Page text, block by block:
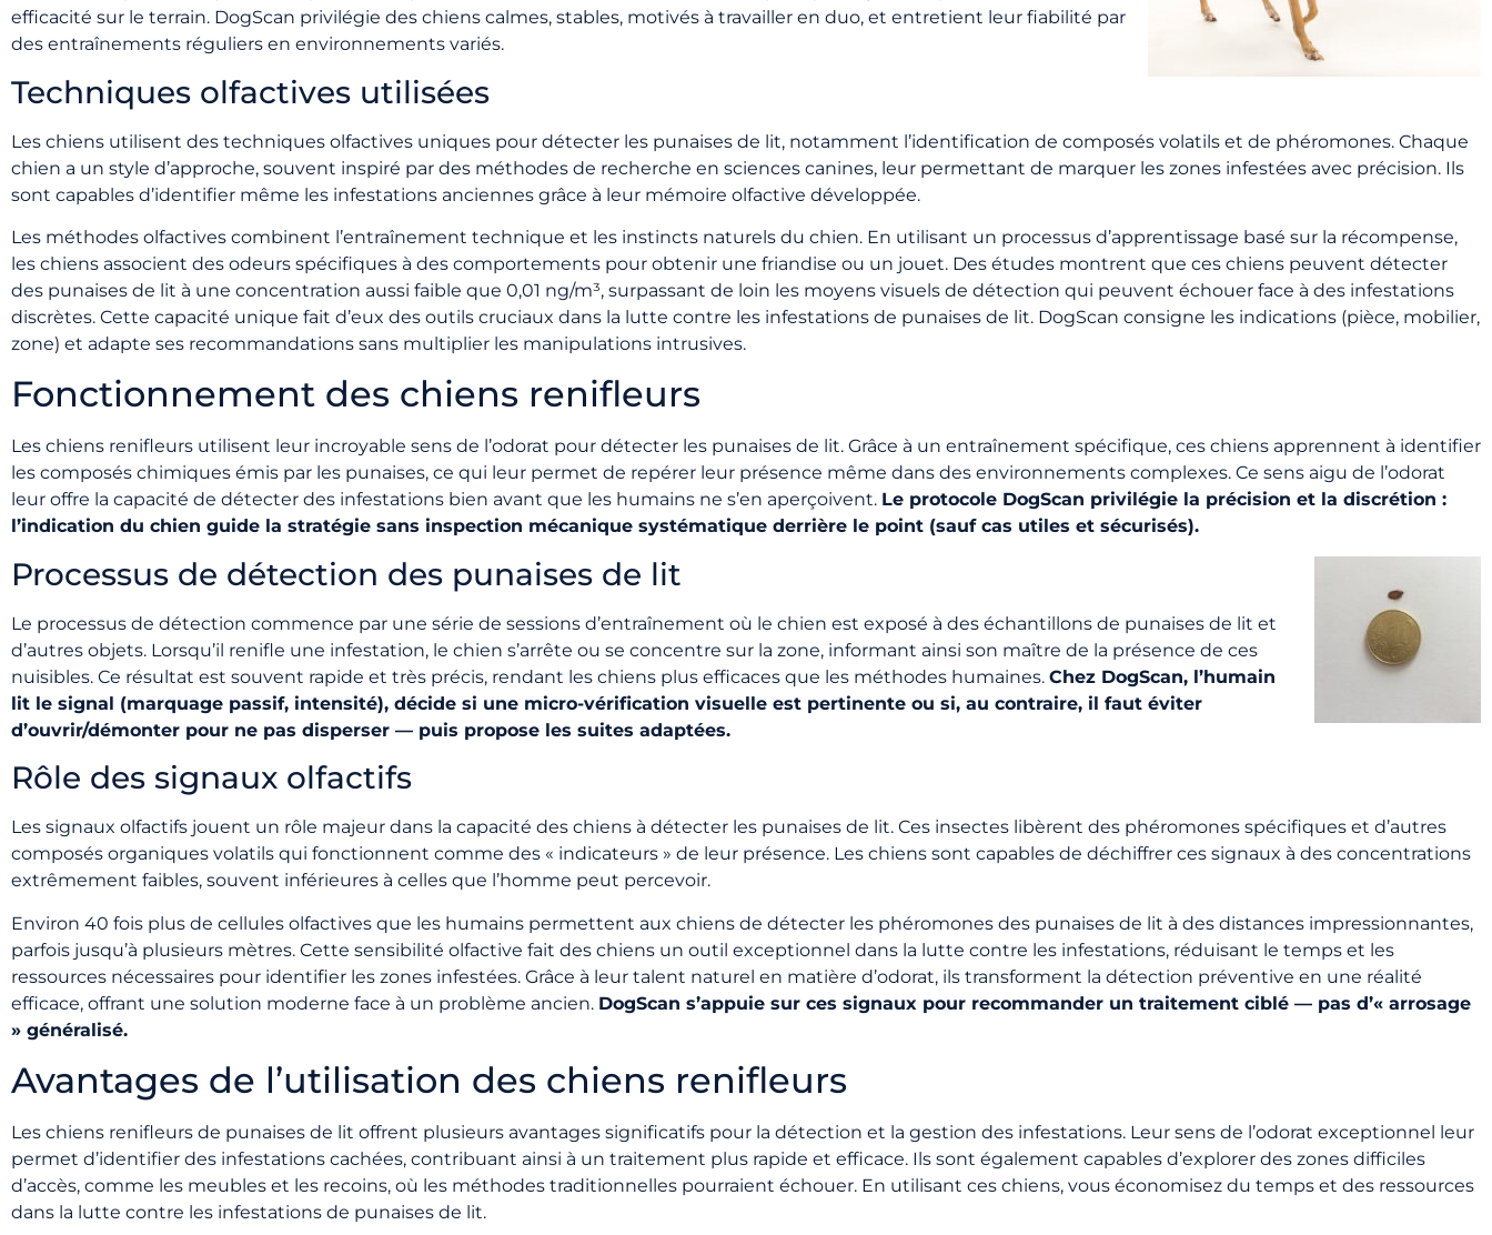
efficacité sur le terrain. DogScan privilégie des chiens calmes, stables, motivés à travailler en duo, et entretient leur fiabilité par
des entraînements réguliers en environnements variés.
Techniques olfactives utilisées
Les chiens utilisent des techniques olfactives uniques pour détecter les punaises de lit, notamment l’identification de composés volatils et de phéromones. Chaque
chien a un style d’approche, souvent inspiré par des méthodes de recherche en sciences canines, leur permettant de marquer les zones infestées avec précision. Ils
sont capables d’identifier même les infestations anciennes grâce à leur mémoire olfactive développée.
Les méthodes olfactives combinent l’entraînement technique et les instincts naturels du chien. En utilisant un processus d’apprentissage basé sur la récompense,
les chiens associent des odeurs spécifiques à des comportements pour obtenir une friandise ou un jouet. Des études montrent que ces chiens peuvent détecter
des punaises de lit à une concentration aussi faible que 0,01 ng/m³, surpassant de loin les moyens visuels de détection qui peuvent échouer face à des infestations
discrètes. Cette capacité unique fait d’eux des outils cruciaux dans la lutte contre les infestations de punaises de lit. DogScan consigne les indications (pièce, mobilier,
zone) et adapte ses recommandations sans multiplier les manipulations intrusives.
Fonctionnement des chiens renifleurs
Les chiens renifleurs utilisent leur incroyable sens de l’odorat pour détecter les punaises de lit. Grâce à un entraînement spécifique, ces chiens apprennent à identifier
les composés chimiques émis par les punaises, ce qui leur permet de repérer leur présence même dans des environnements complexes. Ce sens aigu de l’odorat
leur offre la capacité de détecter des infestations bien avant que les humains ne s’en aperçoivent. Le protocole DogScan privilégie la précision et la discrétion :
l’indication du chien guide la stratégie sans inspection mécanique systématique derrière le point (sauf cas utiles et sécurisés).
Processus de détection des punaises de lit
Le processus de détection commence par une série de sessions d’entraînement où le chien est exposé à des échantillons de punaises de lit et
d’autres objets. Lorsqu’il renifle une infestation, le chien s’arrête ou se concentre sur la zone, informant ainsi son maître de la présence de ces
nuisibles. Ce résultat est souvent rapide et très précis, rendant les chiens plus efficaces que les méthodes humaines. Chez DogScan, l’humain
lit le signal (marquage passif, intensité), décide si une micro-vérification visuelle est pertinente ou si, au contraire, il faut éviter
d’ouvrir/démonter pour ne pas disperser — puis propose les suites adaptées.
Rôle des signaux olfactifs
Les signaux olfactifs jouent un rôle majeur dans la capacité des chiens à détecter les punaises de lit. Ces insectes libèrent des phéromones spécifiques et d’autres
composés organiques volatils qui fonctionnent comme des « indicateurs » de leur présence. Les chiens sont capables de déchiffrer ces signaux à des concentrations
extrêmement faibles, souvent inférieures à celles que l’homme peut percevoir.
Environ 40 fois plus de cellules olfactives que les humains permettent aux chiens de détecter les phéromones des punaises de lit à des distances impressionnantes,
parfois jusqu’à plusieurs mètres. Cette sensibilité olfactive fait des chiens un outil exceptionnel dans la lutte contre les infestations, réduisant le temps et les
ressources nécessaires pour identifier les zones infestées. Grâce à leur talent naturel en matière d’odorat, ils transforment la détection préventive en une réalité
efficace, offrant une solution moderne face à un problème ancien. DogScan s’appuie sur ces signaux pour recommander un traitement ciblé — pas d’« arrosage
» généralisé.
Avantages de l’utilisation des chiens renifleurs
Les chiens renifleurs de punaises de lit offrent plusieurs avantages significatifs pour la détection et la gestion des infestations. Leur sens de l’odorat exceptionnel leur
permet d’identifier des infestations cachées, contribuant ainsi à un traitement plus rapide et efficace. Ils sont également capables d’explorer des zones difficiles
d’accès, comme les meubles et les recoins, où les méthodes traditionnelles pourraient échouer. En utilisant ces chiens, vous économisez du temps et des ressources
dans la lutte contre les infestations de punaises de lit.